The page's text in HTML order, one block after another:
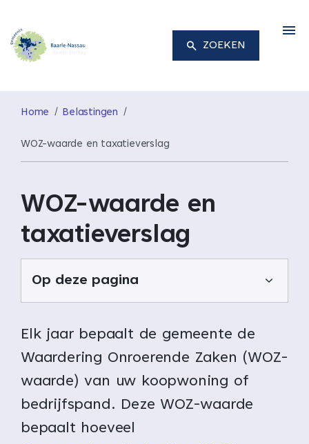
ZOEKEN
Home Belastingen
WOZ-waarde en taxatieverslag
WOZ-waarde en
taxatieverslag
Op deze pagina
Elk jaar bepaalt de gemeente de
Waardering Onroerende Zaken (WOZ-
waarde) van uw koopwoning of
bedrijfspand. Deze WOZ-waarde
bepaalt hoeveel